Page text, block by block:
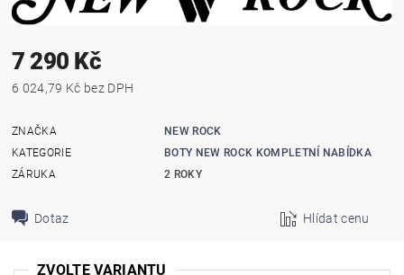
7 290 Kč
6 024,79 Kč bez DPH
ZNAČKA
NEW ROCK
KATEGORIE
BOTY NEW ROCK KOMPLETNÍ NABÍDKA
ZÁRUKA
2 ROKY
Dotaz Hlídat cenu
ZVOLTE VARIANTU